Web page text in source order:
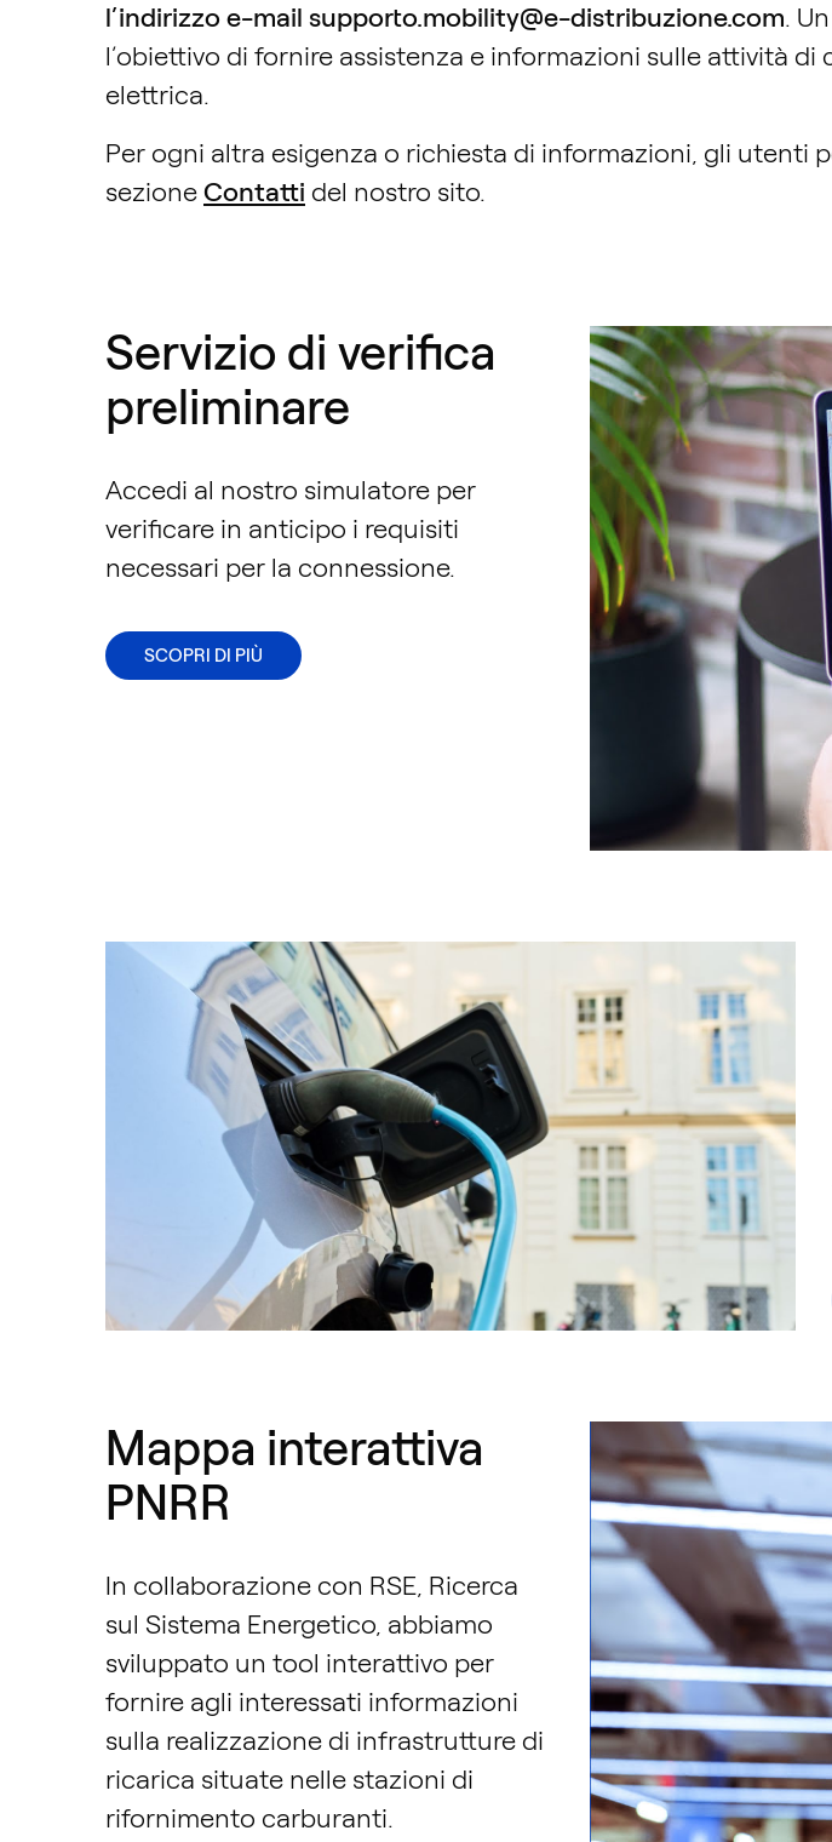
l’indirizzo e-mail supporto.mobility@e-distribuzione.com.
l’obiettivo di fornire assistenza e informazioni sulle attività
elettrica.
Per ogni altra esigenza o richiesta di informazioni, gli
sezioneContatti del nostro sito.
Servizio di verifica
preliminare
Accedi al nostro simulatore per
verificare in anticipo i requisiti
necessari per la connessione.
SCOPRI DI PIÙ
Mappa interattiva
PNRR
In collaborazione con RSE, Ricerca
sul Sistema Energetico, abbiamo
sviluppato un tool interattivo per
fornire agli interessati informazioni
sulla realizzazione di infrastrutture di
ricarica situate nelle stazioni di
rifornimento carburanti.